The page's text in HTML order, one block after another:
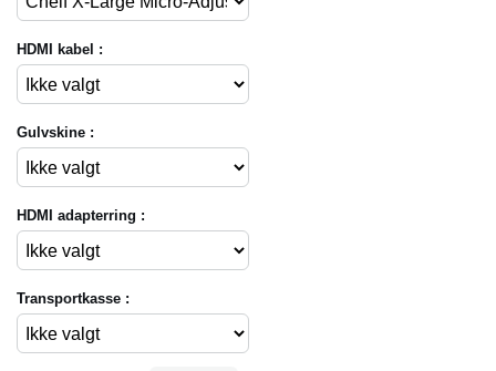
HDMI kabel :
Gulvskine :
HDMI adapterring :
Transportkasse :